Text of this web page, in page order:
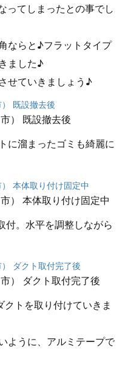
ってしまったとの事でし
ならと♪フラットタイプ
ました♪
せていきましょう♪
） 既設撤去後
に溜まったゴミも綺麗に
） 本体取り付け固定中
付。水平を調整しながら
） ダクト取付完了後
トを取り付けていきま
ように、アルミテープで